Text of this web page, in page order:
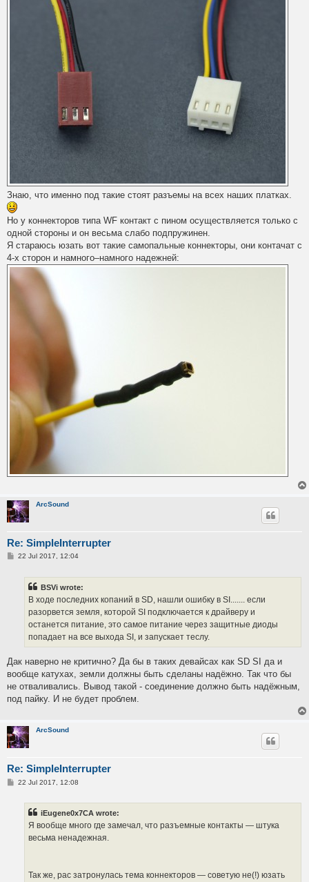
Знаю, что именно под такие стоят разъемы на всех наших платках.
Но у коннекторов типа WF контакт с пином осуществляется только с
одной стороны и он весьма слабо подпружинен.
Я стараюсь юзать вот такие самопальные коннекторы, они контачат с
4-х сторон и намного–намного надежней:
ArcSound
Re: SimpleInterrupter
P22 Jul 2017, 12:04
BSVi wrote:
В ходе последних копаний в SD, нашли ошибку в SI....... если
разорвется земля, которой SI подключается к драйверу и
останется питание, это самое питание через защитные диоды
попадает на все выхода SI, и запускает теслу.
Дак наверно не критично? Да бы в таких девайсах как SD SI да и
вообще катухах, земли должны быть сделаны надёжно. Так что бы
не отваливались. Вывод такой - соединение должно быть надёжным,
под пайку. И не будет проблем.
ArcSound
Re: SimpleInterrupter
P22 Jul 2017, 12:08
iEugene0x7CA wrote:
Я вообще много где замечал, что разъемные контакты — штука
весьма ненадежная.
Так же, рас затронулась тема коннекторов — советую не(!) юзать